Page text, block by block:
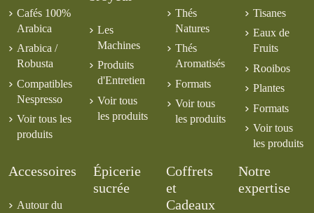
Cafés 100%
Arabica
Arabica /
Robusta
Compatibles
Nespresso
Voir tous les
produits
Les
Machines
Produits
d'Entretien
Voir tous
les produits
Thés
Natures
Thés
Aromatisés
Formats
Voir tous
les produits
Tisanes
Eaux de
Fruits
Rooibos
Plantes
Formats
Voir tous
les produits
Accessoires
Autour du
Épicerie
sucrée
Coffrets
et
Cadeaux
Notre
expertise